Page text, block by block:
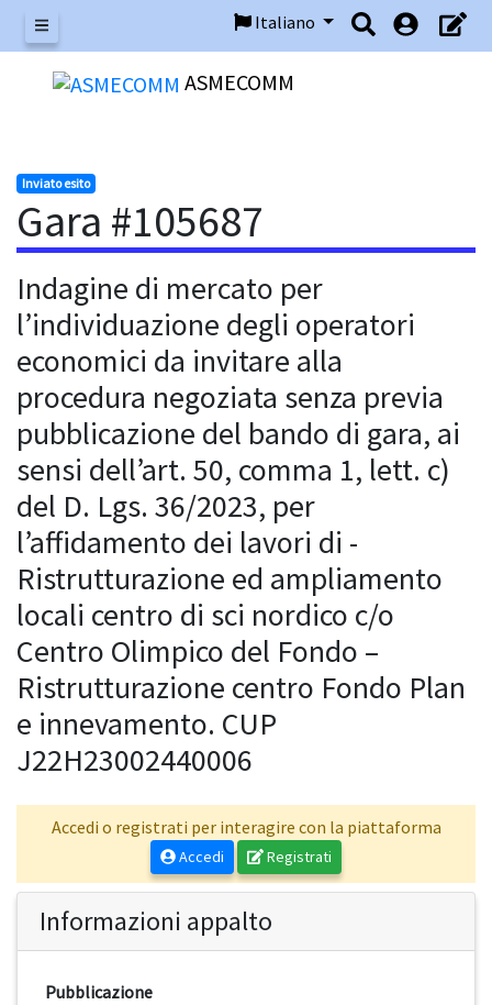
Menu
Italiano
ASMECOMM
Inviato esito
Gara #105687
Indagine di mercato per
l’individuazione degli operatori
economici da invitare alla
procedura negoziata senza previa
pubblicazione del bando di gara, ai
sensi dell’art. 50, comma 1, lett. c)
del D. Lgs. 36/2023, per
l’affidamento dei lavori di -
Ristrutturazione ed ampliamento
locali centro di sci nordico c/o
Centro Olimpico del Fondo –
Ristrutturazione centro Fondo Plan
e innevamento. CUP
J22H23002440006
Accedi o registrati per interagire con la piattaforma
Accedi Registrati
Informazioni appalto
Pubblicazione